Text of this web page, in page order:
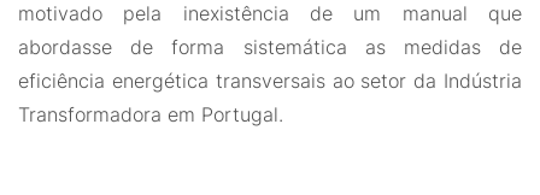
motivado pela inexistência de um manual que
abordasse de forma sistemática as medidas de
eficiência energética transversais ao setor da Indústria
Transformadora em Portugal.